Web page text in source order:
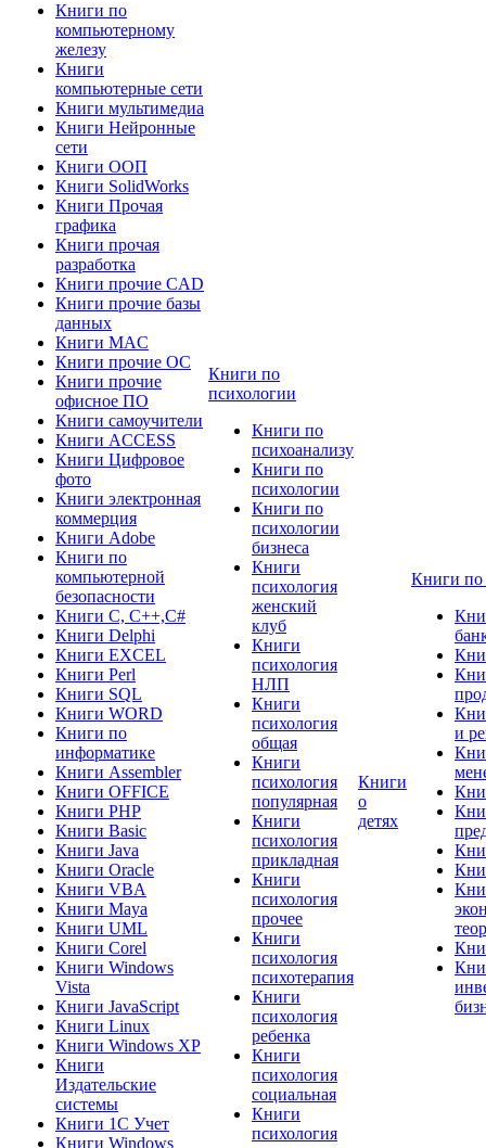
Книги по
компьютерному
железу
Книги
компьютерные сети
Книги мультимедиа
Книги Нейронные
сети
Книги ООП
Книги SolidWorks
Книги Прочая
графика
Книги прочая
разработка
Книги прочие CAD
Книги прочие базы
данных
Книги MAC
Книги прочие ОС
Книги прочие
офисное ПО
Книги самоучители
Книги ACCESS
Книги Цифровое
фото
Книги электронная
коммерция
Книги Adobe
Книги по
компьютерной
безопасности
Книги C, C++,С#
Книги Delphi
Книги EXCEL
Книги Perl
Книги SQL
Книги WORD
Книги по
информатике
Книги Assembler
Книги OFFICE
Книги PHP
Книги Basic
Книги Java
Книги Oracle
Книги VBA
Книги Maya
Книги UML
Книги Corel
Книги Windows
Vista
Книги JavaScript
Книги Linux
Книги Windows XP
Книги
Издательские
системы
Книги 1C Учет
Книги Windows
Книги по
психологии
Книги по
психоанализу
Книги по
психологии
Книги по
психологии
бизнеса
Книги
психология
женский
клуб
Книги
психология
НЛП
Книги
психология
общая
Книги
психология
популярная
Книги
психология
прикладная
Книги
психология
прочее
Книги
психология
психотерапия
Книги
психология
ребенка
Книги
психология
социальная
Книги
психология
Книги
о
детях
Книги по
и